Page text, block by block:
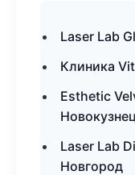
Laser Lab
Клиника
Esthetic
Laser Lab
Новгород